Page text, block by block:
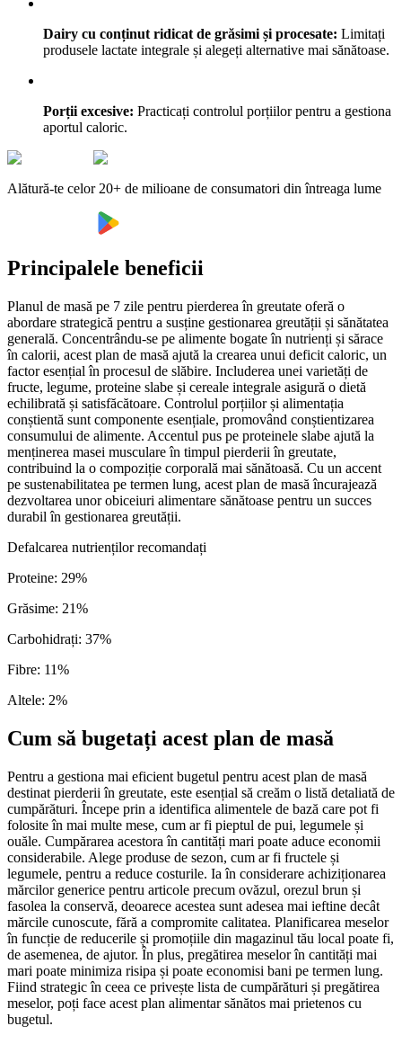
Dairy cu conținut ridicat de grăsimi și procesate: Limitați
produsele lactate integrale și alegeți alternative mai sănătoase.
Porții excesive: Practicați controlul porțiilor pentru a gestiona
aportul caloric.
Alătură-te celor 20+ de milioane de consumatori din întreaga lume
Principalele beneficii
Planul de masă pe 7 zile pentru pierderea în greutate oferă o
abordare strategică pentru a susține gestionarea greutății și sănătatea
generală. Concentrându-se pe alimente bogate în nutrienți și sărace
în calorii, acest plan de masă ajută la crearea unui deficit caloric, un
factor esențial în procesul de slăbire. Includerea unei varietăți de
fructe, legume, proteine slabe și cereale integrale asigură o dietă
echilibrată și satisfăcătoare. Controlul porțiilor și alimentația
conștientă sunt componente esențiale, promovând conștientizarea
consumului de alimente. Accentul pus pe proteinele slabe ajută la
menținerea masei musculare în timpul pierderii în greutate,
contribuind la o compoziție corporală mai sănătoasă. Cu un accent
pe sustenabilitatea pe termen lung, acest plan de masă încurajează
dezvoltarea unor obiceiuri alimentare sănătoase pentru un succes
durabil în gestionarea greutății.
Defalcarea nutrienților recomandați
Proteine: 29%
Grăsime: 21%
Carbohidrați: 37%
Fibre: 11%
Altele: 2%
Cum să bugetați acest plan de masă
Pentru a gestiona mai eficient bugetul pentru acest plan de masă
destinat pierderii în greutate, este esențial să creăm o listă detaliată de
cumpărături. Începe prin a identifica alimentele de bază care pot fi
folosite în mai multe mese, cum ar fi pieptul de pui, legumele și
ouăle. Cumpărarea acestora în cantități mari poate aduce economii
considerabile. Alege produse de sezon, cum ar fi fructele și
legumele, pentru a reduce costurile. Ia în considerare achiziționarea
mărcilor generice pentru articole precum ovăzul, orezul brun și
fasolea la conservă, deoarece acestea sunt adesea mai ieftine decât
mărcile cunoscute, fără a compromite calitatea. Planificarea meselor
în funcție de reducerile și promoțiile din magazinul tău local poate fi,
de asemenea, de ajutor. În plus, pregătirea meselor în cantități mai
mari poate minimiza risipa și poate economisi bani pe termen lung.
Fiind strategic în ceea ce privește lista de cumpărături și pregătirea
meselor, poți face acest plan alimentar sănătos mai prietenos cu
bugetul.